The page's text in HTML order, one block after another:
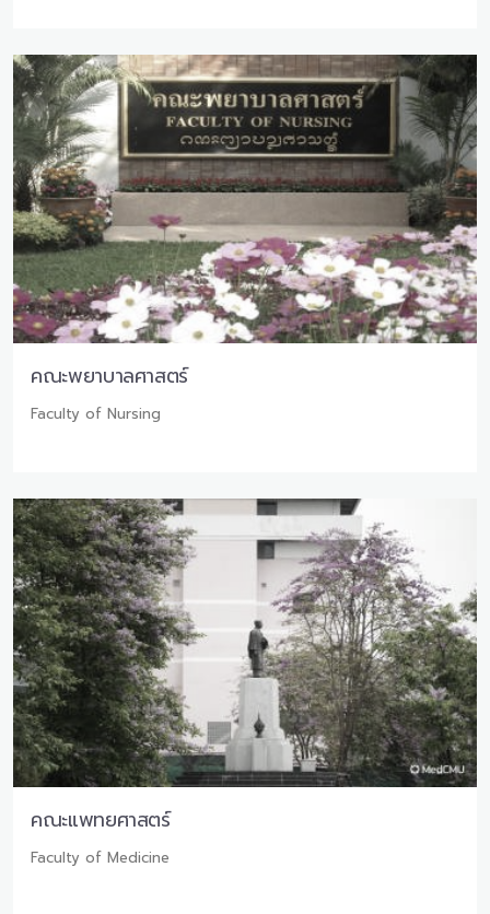
คณะพยาบาลศาสตร์
Faculty of Nursing
คณะแพทยศาสตร์
Faculty of Medicine